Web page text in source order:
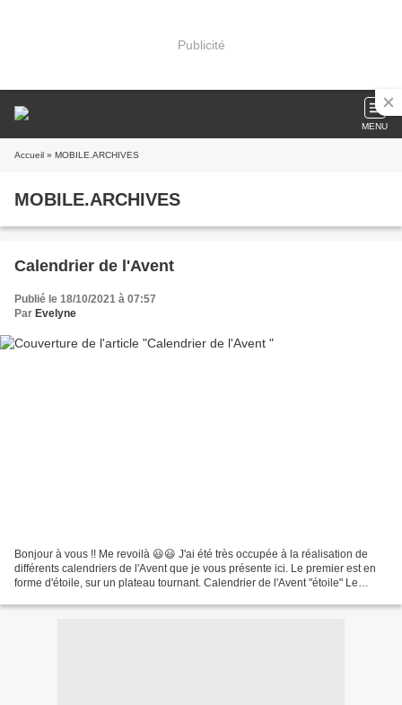
Publicité
MENU
Accueil » MOBILE.ARCHIVES
MOBILE.ARCHIVES
Calendrier de l'Avent
Publié le 18/10/2021 à 07:57
Par Evelyne
Bonjour à vous !! Me revoilà 😃😃 J'ai été très occupée à la réalisation de
différents calendriers de l'Avent que je vous présente ici. Le premier est en
forme d'étoile, sur un plateau tournant. Calendrier de l'Avent "étoile" Le